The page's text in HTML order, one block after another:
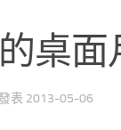
桌面
表 2013-05-06